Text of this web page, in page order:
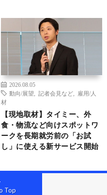
2026.08.05
動向/展望
記者会見など
雇用/人
材
【現地取材】タイミー、外
食・物流など向けスポットワ
ークを長期就労前の「お試
し」に使える新サービス開始
Top